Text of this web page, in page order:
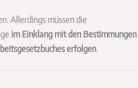
Allerdings müssen die
im Einklang mit den Bestimmungen
erfolgen.